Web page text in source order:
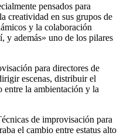
pensados para
creatividad en sus grupos de
y la colaboración
y además» uno de los pilares
para directores de
escenas, distribuir el
la ambientación y la
de improvisación para
el cambio entre estatus alto